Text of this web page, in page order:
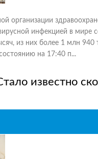
организации
инфекцией в мире
из них более 1 млн 940
на 17:40 п...
известно